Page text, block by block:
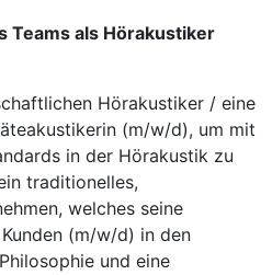
Teams als Hörakustiker
Hörakustiker / eine
(m/w/d), um mit
in der Hörakustik zu
traditionelles,
welches seine
(m/w/d) in den
und eine